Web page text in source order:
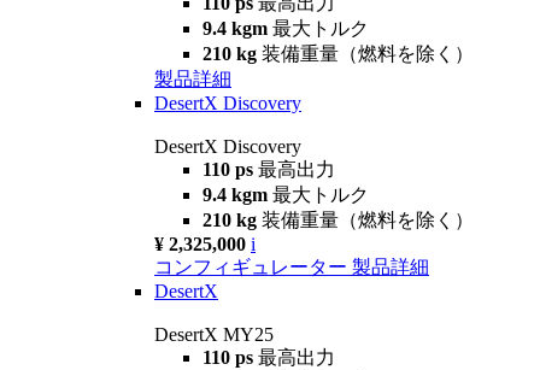
9.4 kgm 最大トルク
210 kg 装備重量（燃料を除く）
製品詳細
DesertX Discovery
DesertX Discovery
110 ps 最高出力
9.4 kgm 最大トルク
210 kg 装備重量（燃料を除く）
¥ 2,325,000 i
コンフィギュレーター 製品詳細
DesertX
DesertX MY25
110 ps 最高出力